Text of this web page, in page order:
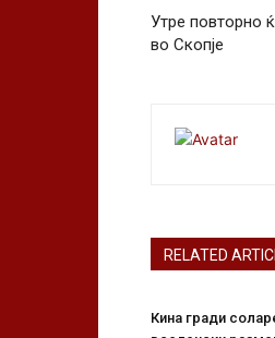
Утре повторно
во Скопје
RELATED
Кина гради